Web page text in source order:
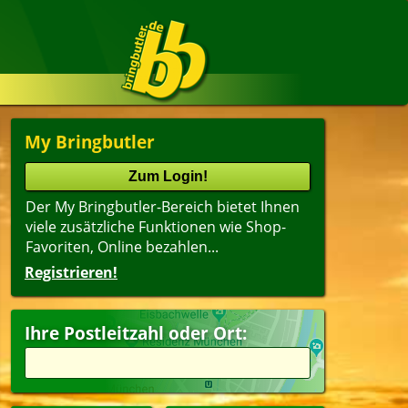
My Bringbutler
Der My Bringbutler-Bereich bietet Ihnen
viele zusätzliche Funktionen wie Shop-
Favoriten, Online bezahlen...
Registrieren!
Ihre Postleitzahl oder Ort:
Name
Alter(ältester Shop zuerst)